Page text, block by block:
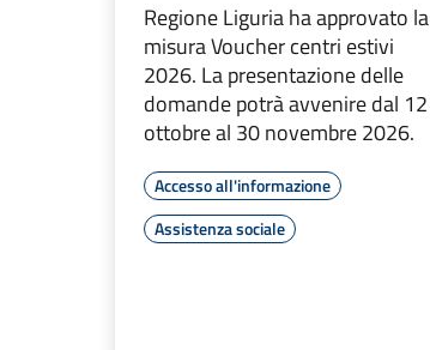
Regione Liguria ha approvato la
misura Voucher centri estivi
2026. La presentazione delle
domande potrà avvenire dal 12
ottobre al 30 novembre 2026.
Accesso all'informazione
Assistenza sociale